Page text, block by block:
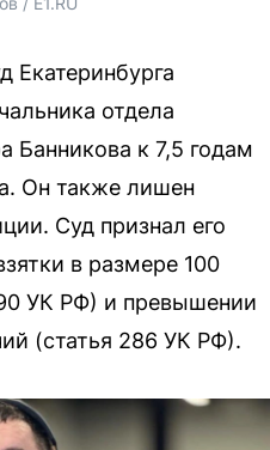
Екатеринбурга
отдела
Банникова к 7,5 годам
Он также лишен
Суд признал его
в размере 100
УК РФ) и превышении
(статья 286 УК РФ).